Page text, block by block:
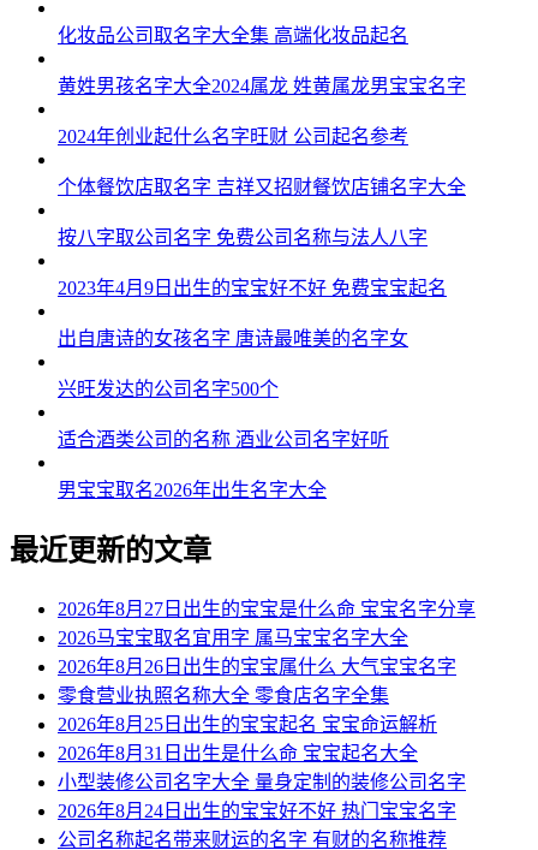
化妆品公司取名字大全集 高端化妆品起名
黄姓男孩名字大全2024属龙 姓黄属龙男宝宝名字
2024年创业起什么名字旺财 公司起名参考
个体餐饮店取名字 吉祥又招财餐饮店铺名字大全
按八字取公司名字 免费公司名称与法人八字
2023年4月9日出生的宝宝好不好 免费宝宝起名
出自唐诗的女孩名字 唐诗最唯美的名字女
兴旺发达的公司名字500个
适合酒类公司的名称 酒业公司名字好听
男宝宝取名2026年出生名字大全
最近更新的文章
2026年8月27日出生的宝宝是什么命 宝宝名字分享
2026马宝宝取名宜用字 属马宝宝名字大全
2026年8月26日出生的宝宝属什么 大气宝宝名字
零食营业执照名称大全 零食店名字全集
2026年8月25日出生的宝宝起名 宝宝命运解析
2026年8月31日出生是什么命 宝宝起名大全
小型装修公司名字大全 量身定制的装修公司名字
2026年8月24日出生的宝宝好不好 热门宝宝名字
公司名称起名带来财运的名字 有财的名称推荐